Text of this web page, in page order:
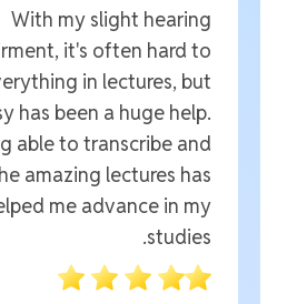
With my slight hearing
it's often hard to
in lectures, but
has been a huge help.
able to transcribe and
amazing lectures has
me advance in my
studies.